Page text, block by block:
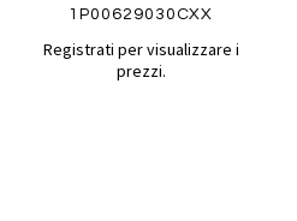
1P00629030CXX
Registrati per visualizzare i
prezzi.